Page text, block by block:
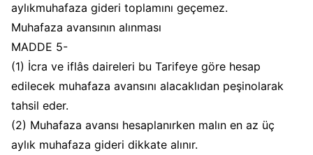
aylıkmuhafaza gideri toplamını geçemez.
Muhafaza avansının alınması
MADDE 5-
(1) İcra ve iflâs daireleri bu Tarifeye göre hesap
edilecek muhafaza avansını alacaklıdan peşinolarak
tahsil eder.
(2) Muhafaza avansı hesaplanırken malın en az üç
aylık muhafaza gideri dikkate alınır.